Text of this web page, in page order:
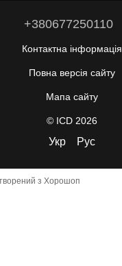
+380677250110
Контактна інформація
Повна версія сайту
Мапа сайту
© ICD 2026
Укр Рус
з Хорошоп